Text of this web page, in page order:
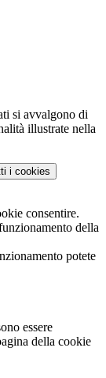
si avvalgono di
illustrate nella
i cookies
consentire.
della
potete
essere
della cookie